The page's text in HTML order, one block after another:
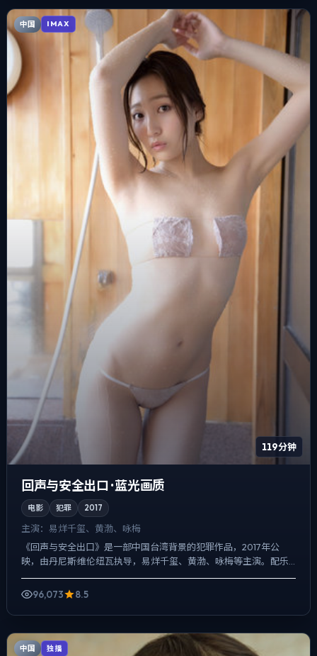
中国 IMAX
119分钟
回声与安全出口 · 蓝光画质
电影 犯罪 2017
主演： 易烊千玺、黄渤、咏梅
《回声与安全出口》是一部中国台湾背景的犯罪作品，2017年公
映，由丹尼斯·维伦纽瓦执导，易烊千玺、黄渤、咏梅等主演。配乐
克制，关键场面反而以环境声托情绪，冲突并非来自夸张奇观，...
96,073
8.5
中国 独播